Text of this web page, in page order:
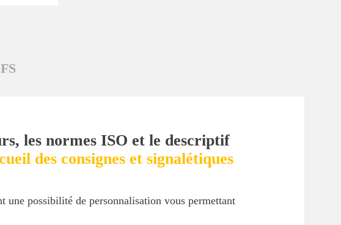
les normes ISO et le descriptif
des consignes et signalétiques
une possibilité de personnalisation vous permettant